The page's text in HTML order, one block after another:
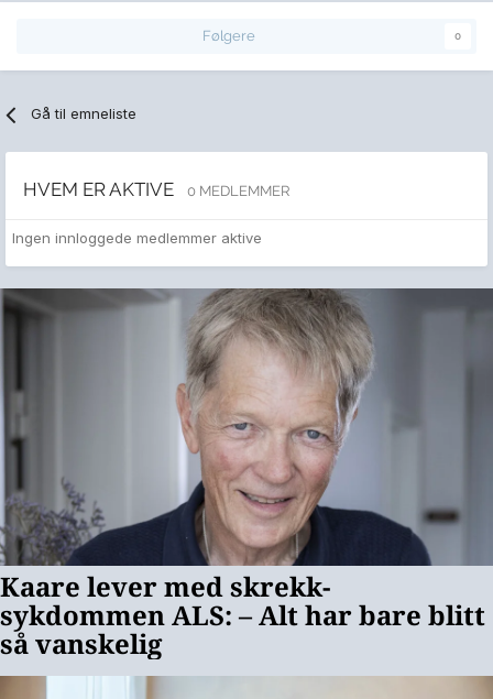
Følgere 0
Gå til emneliste
HVEM ER AKTIVE 0 MEDLEMMER
Ingen innloggede medlemmer aktive